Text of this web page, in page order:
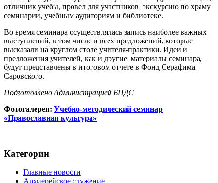
отличник учебы, провел для участников экскурсию по храму
семинарии, учебным аудиториям и библиотеке.
Во время семинара осуществлялась запись наиболее важных
выступлений, в том числе и всех предложений, которые
высказали на круглом столе учителя-практики. Идеи и
предложения учителей, как и другие материалы семинара,
будут представлены в итоговом отчете в Фонд Серафима
Саровского.
Подготовлено Администрацией БПДС
Фотогалерея: Учебно-методический семинар
«Православная культура»
Категории
Главные новости
Архиерейское служение